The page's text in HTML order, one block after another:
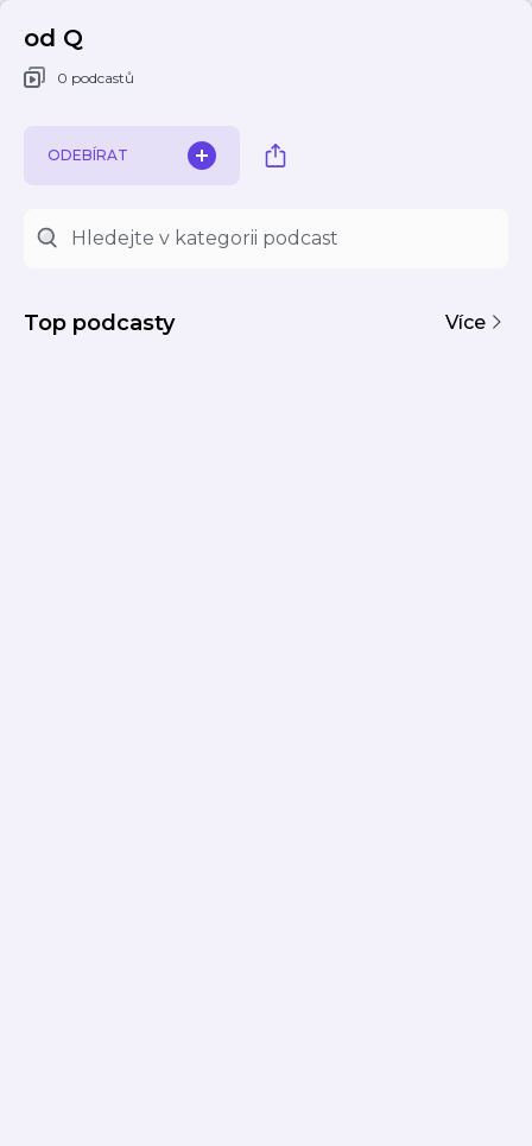
od Q
0 podcastů
ODEBÍRAT
Top podcasty Více